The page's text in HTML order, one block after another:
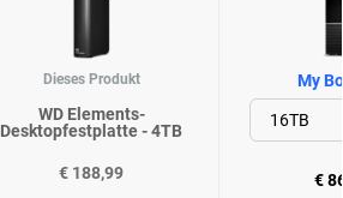
Dieses Produkt
WD Elements-
Desktopfestplatte - 4TB
€ 188,99
My
€